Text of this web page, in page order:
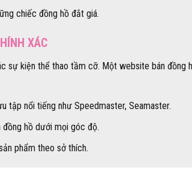
chiếc đồng hồ đắt giá.
XÁC
sự kiện thể thao tầm cỡ. Một website bán đồng
tập nổi tiếng như Speedmaster, Seamaster.
đồng hồ dưới mọi góc độ.
phẩm theo sở thích.